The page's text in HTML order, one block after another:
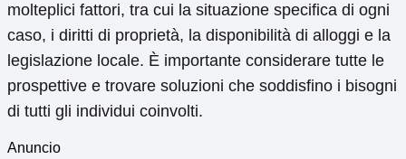
molteplici fattori, tra cui la situazione specifica di ogni
caso, i diritti di proprietà, la disponibilità di alloggi e la
legislazione locale. È importante considerare tutte le
prospettive e trovare soluzioni che soddisfino i bisogni
di tutti gli individui coinvolti.
Anuncio